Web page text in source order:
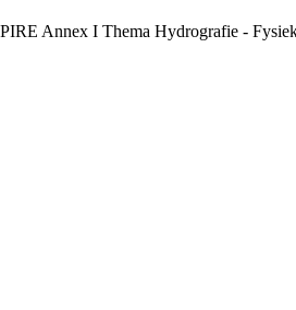
Annex I Thema Hydrografie -